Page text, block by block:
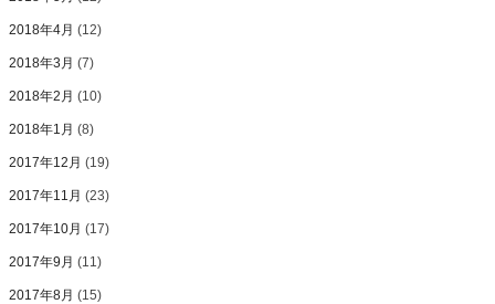
2018年4月 (12)
2018年3月 (7)
2018年2月 (10)
2018年1月 (8)
2017年12月 (19)
2017年11月 (23)
2017年10月 (17)
2017年9月 (11)
2017年8月 (15)